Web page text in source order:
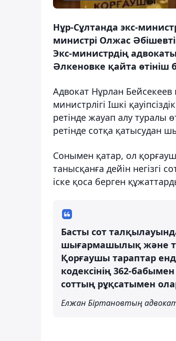
Нұр-Сұлтанда экс-
министрі Олжас
Экс-министрдің
Әлкеновке қайта өтініш
Адвокат Нұрлан Бейсекеев
министрлігі Ішкі
ретінде жауап алу туралы
ретінде сотқа қатысудан
Сонымен қатар, ол
танысқанға дейін негізгі
іске қоса берген
Басты сот
шығармашылық және
Қорғаушы тараптар
кодексінің 362-
соттың рұқсатымен
Елжан Біртановтың